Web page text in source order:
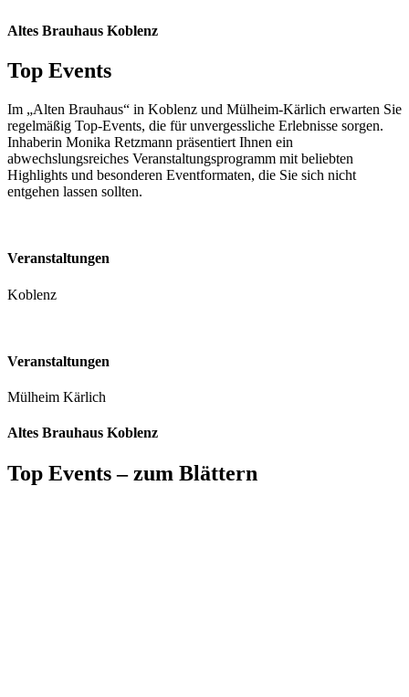
Altes Brauhaus Koblenz
Top Events
Im „Alten Brauhaus“ in Koblenz und Mülheim-Kärlich erwarten Sie
regelmäßig Top-Events, die für unvergessliche Erlebnisse sorgen.
Inhaberin Monika Retzmann präsentiert Ihnen ein
abwechslungsreiches Veranstaltungsprogramm mit beliebten
Highlights und besonderen Eventformaten, die Sie sich nicht
entgehen lassen sollten.
Veranstaltungen
Koblenz
Veranstaltungen
Mülheim Kärlich
Altes Brauhaus Koblenz
Top Events – zum Blättern